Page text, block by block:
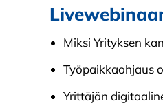
Miksi Yrityksen
Työpaikkaohjaus
Yrittäjän